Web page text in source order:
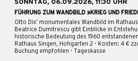
SONNTAG, 06.09.2026, 11:30 UHR
FÜHRUNG ZUM WANDBILD »KRIEG UND
Otto Dix’ monumentales Wandbild im
Beatrice Dumitrescu gibt Einblicke in
historische Bedeutung des 1960
Rathaus Singen, Hohgarten 2 · Kosten: 4 €
Buchung empfohlen · Tageskasse